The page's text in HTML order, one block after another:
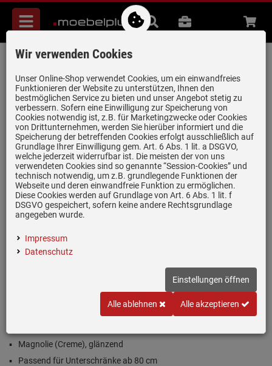
Menü
Suche
B2B Beratung
Systemceram Mera 80 Magnolie
Keramikspüle Excenterbetätigung
Artikel-Nummer:19947618 | Herstellernummer: 5070 02 10 |
EAN:4050697081970
Einloggen und Bewertung schreiben
Inklusive 5 Jahre Garantie
Magnolie (Creme), glänzend
Passend für Unterschränke ab 80 cm
Wir verwenden Cookies
Unser Online-Shop verwendet Cookies, um ein einwandfreies
Funktionieren der Website zu unterstützen, Ihnen den
bestmöglichen Service zu bieten und unser Angebot stetig zu
verbessern. Sofern eine Einwilligung zur Speicherung von
Cookies notwendig ist, z.B. für Marketingzwecke oder Cookies
von Drittunternehmen, werden Sie hierüber informiert und die
Speicherung der betreffenden Cookies erfolgt ausschließlich auf
Grundlage Ihrer Einwilligung gem. Art. 6 Abs. 1 lit. a DSGVO,
welche jederzeit widerrufbar ist. Die meisten der von uns
verwendeten Cookies sind so genannte “Session-Cookies” und
technisch notwendig, um z.B. grundlegende Funktionen der
Webseite und deren einwandfreie Funktion zu ermöglichen.
Diese Cookies werden auf Grundlage von Art. 6 Abs. 1 lit. f
DSGVO gespeichert, sofern keine andere Rechtsgrundlage
angegeben wurde.
Impressum
Datenschutz
Einstellungen öffnen
Alle ablehnen Alle akzeptieren